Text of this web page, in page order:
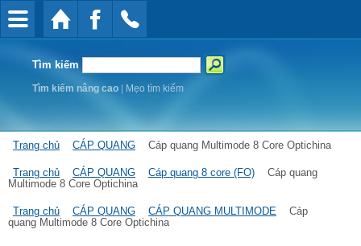
Tìm kiếm
Tìm kiếm nâng cao| Mẹo tìm kiếm
Trang chủ CÁP QUANG Cáp quang Multimode 8 Core Optichina
Trang chủ CÁP QUANG Cáp quang 8 core (FO)
Cáp quang
Multimode 8 Core Optichina
Trang chủ CÁP QUANG CÁP QUANG MULTIMODE
Cáp
quang Multimode 8 Core Optichina